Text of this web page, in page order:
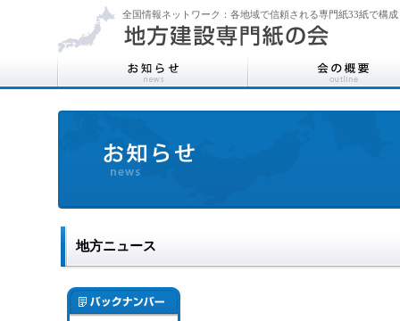
全国情報ネットワーク：各地域で信頼される専門紙33紙で構成
地方ニュース